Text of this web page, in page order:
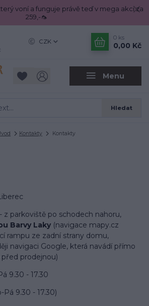
voní a funguje právě teď v mega akci za
259,-🦟
Menu
CZK
Hledat
0 ks
0,00 Kč
Kontakty Kontakty
z parkoviště po schodech nahoru,
Barvy Laky (navigace mapy.cz
rampu ze zadní strany domu,
navigaci Google, která navádí přímo
prodejnou)
9.30 - 17.30
Pá 9.30 - 17.30)